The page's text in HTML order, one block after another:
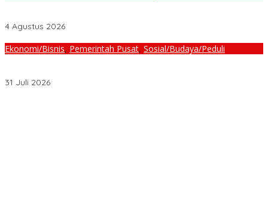
4 Agustus 2026
Ekonomi/Bisnis, Pemerintah Pusat, Sosial/Budaya/Peduli
31 Juli 2026